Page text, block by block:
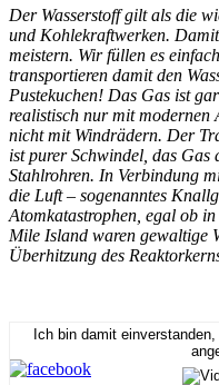
Der Wasserstoff gilt als die
und Kohlekraftwerken.
meistern. Wir füllen es
transportieren damit den
Pustekuchen! Das Gas ist
realistisch nur mit modernen
nicht mit Windrädern. Der
ist purer Schwindel, das
Stahlrohren. In Verbindung
die Luft – sogenanntes
Atomkatastrophen, egal ob
Mile Island waren gewaltige
Überhitzung des
Ich bin damit